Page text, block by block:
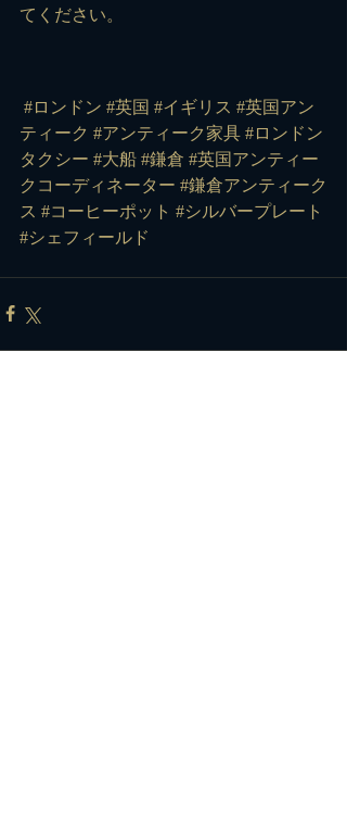
てください。
#ロンドン #英国 #イギリス #英国アン
ティーク #アンティーク家具 #ロンドン
タクシー #大船 #鎌倉 #英国アンティー
クコーディネーター #鎌倉アンティーク
ス #コーヒーポット #シルバープレート
#シェフィールド